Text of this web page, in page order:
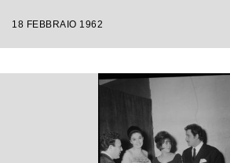
18 FEBBRAIO 1962